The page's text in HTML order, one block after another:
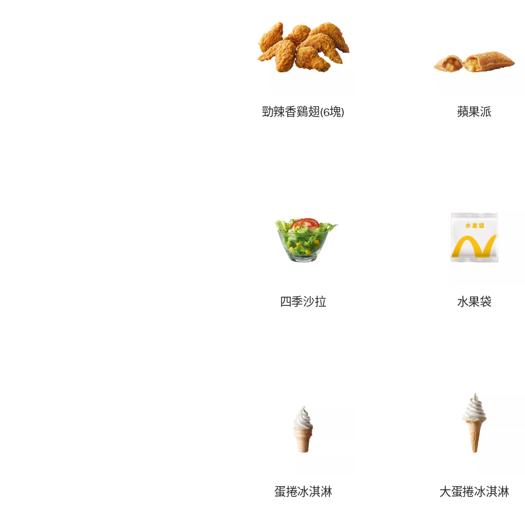
勁辣香鷄翅(6塊) 蘋果派
四季沙拉 水果袋
蛋捲冰淇淋 大蛋捲冰淇淋